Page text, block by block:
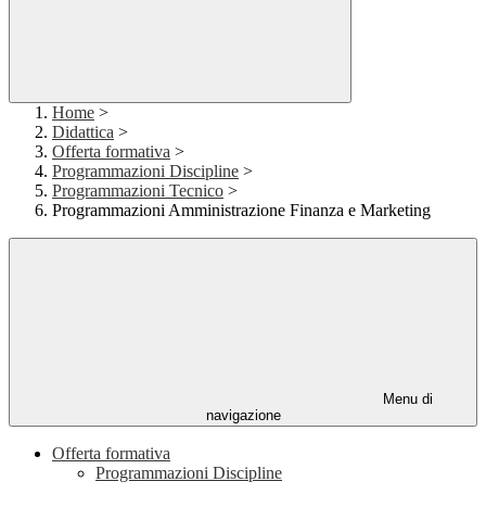
Home >
Didattica >
Offerta formativa >
Programmazioni Discipline >
Programmazioni Tecnico >
Programmazioni Amministrazione Finanza e Marketing
Menu di
navigazione
Offerta formativa
Programmazioni Discipline